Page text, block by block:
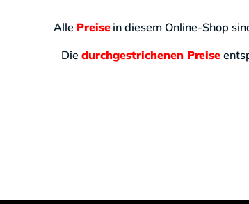
Alle Preisein diesem Online-Shop
Diedurchgestrichenen Preise